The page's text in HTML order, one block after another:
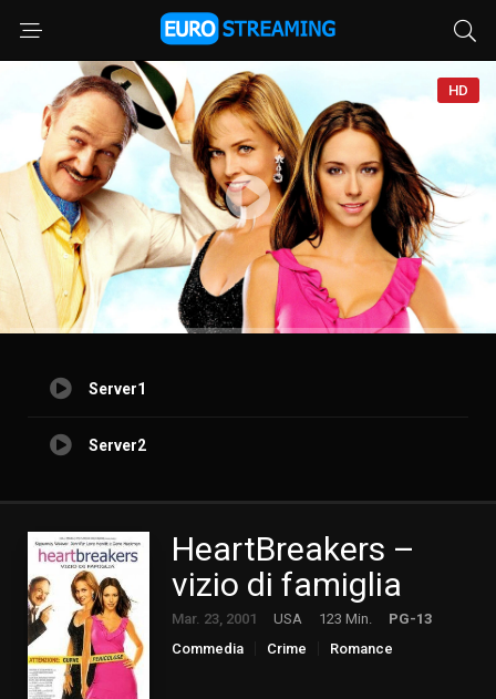
HD
Server1
Server2
HeartBreakers –
vizio di famiglia
Mar. 23, 2001 USA 123 Min.
PG-13
Commedia
Crime Romance